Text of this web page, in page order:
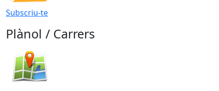
Subscriu-te
Plànol / Carrers